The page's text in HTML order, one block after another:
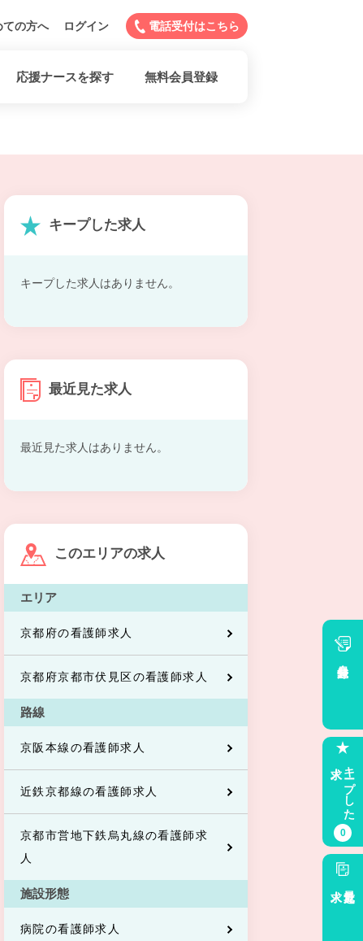
ての方へ ログイン 電話受付はこちら
応援ナースを探す 無料会員登録
キープした求人
キープした求人はありません。
最近見た求人
最近見た求人はありません。
このエリアの求人
エリア
京都府の看護師求人
京都府京都市伏見区の看護師求人
路線
京阪本線の看護師求人
近鉄京都線の看護師求人
京都市営地下鉄烏丸線の看護師求
人
施設形態
病院の看護師求人
キープした
0
最近見た